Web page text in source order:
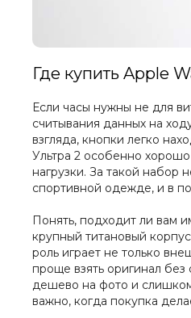
Где купить Apple
Если часы нужны не для
считывания данных на
взгляда, кнопки легко
Ультра 2 особенно
нагрузки. За такой набор
спортивной одежде, и в
Понять, подходит ли вам
крупный титановый
роль играет не только
проще взять оригинал
дешево на фото и
важно, когда покупка